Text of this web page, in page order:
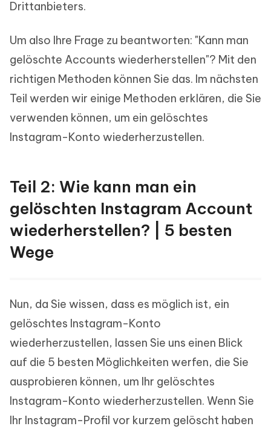
Drittanbieters.
Um also Ihre Frage zu beantworten: "Kann man
gelöschte Accounts wiederherstellen"? Mit den
richtigen Methoden können Sie das. Im nächsten
Teil werden wir einige Methoden erklären, die Sie
verwenden können, um ein gelöschtes
Instagram-Konto wiederherzustellen.
Teil 2: Wie kann man ein
gelöschten Instagram Account
wiederherstellen? | 5 besten
Wege
Nun, da Sie wissen, dass es möglich ist, ein
gelöschtes Instagram-Konto
wiederherzustellen, lassen Sie uns einen Blick
auf die 5 besten Möglichkeiten werfen, die Sie
ausprobieren können, um Ihr gelöschtes
Instagram-Konto wiederherzustellen. Wenn Sie
Ihr Instagram-Profil vor kurzem gelöscht haben